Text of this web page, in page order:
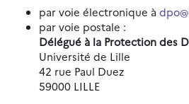
par voie électronique à
par voie postale :
Délégué à la Protection des
Université de Lille
42 rue Paul Duez
59000 LILLE